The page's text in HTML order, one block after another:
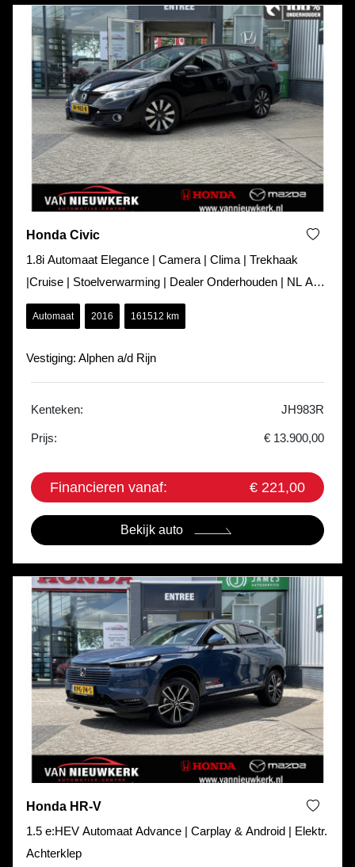
Honda Civic
1.8i Automaat Elegance | Camera | Clima | Trekhaak
|Cruise | Stoelverwarming | Dealer Onderhouden | NL Auto
|
Automaat 2016 161512 km
Vestiging: Alphen a/d Rijn
Kenteken: JH983R
Prijs: € 13.900,00
Financieren vanaf: € 221,00
Bekijk auto
Honda HR-V
1.5 e:HEV Automaat Advance | Carplay & Android | Elektr.
Achterklep